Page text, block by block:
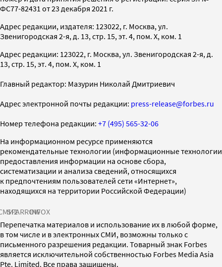
ФС77-82431 от 23 декабря 2021 г.
Адрес редакции, издателя: 123022, г. Москва, ул.
Звенигородская 2-я, д. 13, стр. 15, эт. 4, пом. X, ком. 1
Адрес редакции: 123022, г. Москва, ул. Звенигородская 2-я, д.
13, стр. 15, эт. 4, пом. X, ком. 1
Главный редактор: Мазурин Николай Дмитриевич
Адрес электронной почты редакции: press-release@forbes.ru
Номер телефона редакции: +7 (495) 565-32-06
На информационном ресурсе применяются
рекомендательные технологии (информационные технологии
предоставления информации на основе сбора,
систематизации и анализа сведений, относящихся
к предпочтениям пользователей сети «Интернет»,
находящихся на территории Российской Федерации)
SPARROWINFOX
Перепечатка материалов и использование их в любой форме,
в том числе и в электронных СМИ, возможны только с
письменного разрешения редакции. Товарный знак Forbes
является исключительной собственностью Forbes Media Asia
Pte. Limited. Все права защищены.